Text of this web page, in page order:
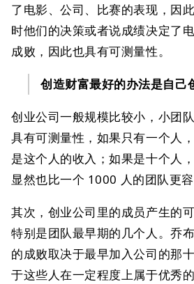
了电影、公司、比赛的表现，因
时他们的决策或者说成绩决定了
成败，因此也具有可测量性。
创造财富最好的办法是自己
创业公司一般规模比较小，小团
具有可测量性，如果只有一个人
是这个人的收入；如果是十个人
显然也比一个 1000 人的团队更容
其次，创业公司里的成员产生的
特别是团队最早期的几个人。乔
的成败取决于最早加入公司的那
于这些人在一定程度上属于优秀